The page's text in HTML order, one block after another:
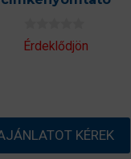
0
a
l
Érdeklődjön
KÉREK